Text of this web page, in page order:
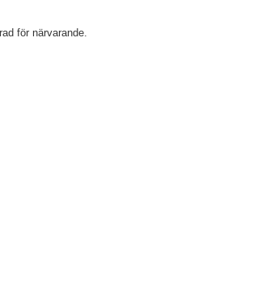
för närvarande.